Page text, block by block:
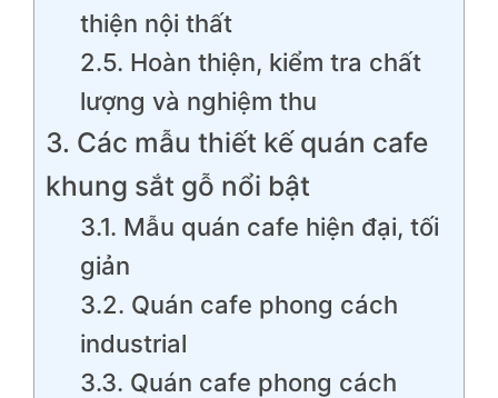
thiện nội thất
2.5. Hoàn thiện, kiểm tra chất
lượng và nghiệm thu
3. Các mẫu thiết kế quán cafe
khung sắt gỗ nổi bật
3.1. Mẫu quán cafe hiện đại, tối
giản
3.2. Quán cafe phong cách
industrial
3.3. Quán cafe phong cách